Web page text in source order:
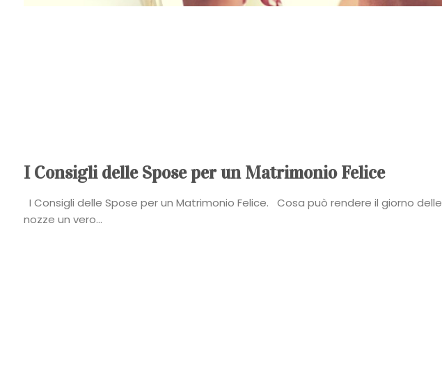
I Consigli delle Spose per un Matrimonio Felice
I Consigli delle Spose per un Matrimonio Felice. Cosa può rendere il giorno delle
nozze un vero...